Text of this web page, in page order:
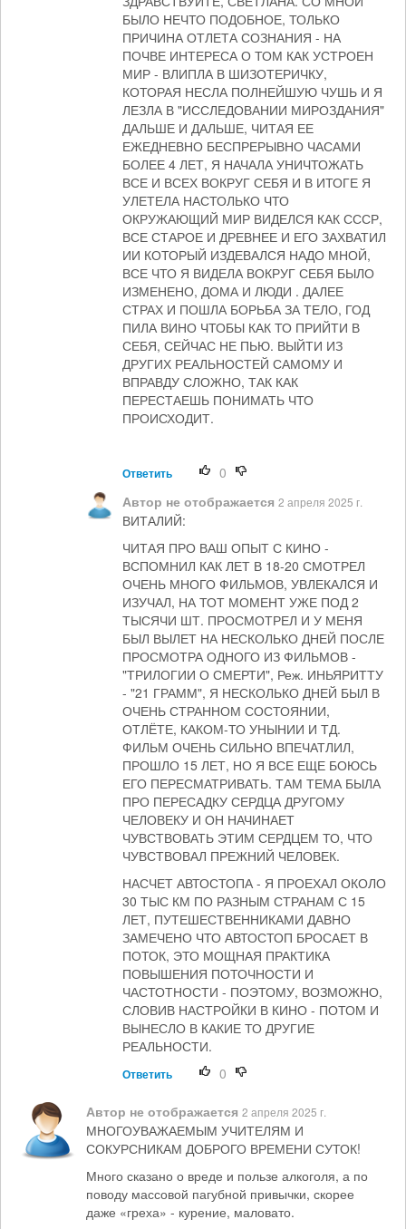
БЫЛО НЕЧТО ПОДОБНОЕ, ТОЛЬКО
ПРИЧИНА ОТЛЕТА СОЗНАНИЯ - НА
ПОЧВЕ ИНТЕРЕСА О ТОМ КАК УСТРОЕН
МИР - ВЛИПЛА В ШИЗОТЕРИЧКУ,
КОТОРАЯ НЕСЛА ПОЛНЕЙШУЮ ЧУШЬ И Я
ЛЕЗЛА В "ИССЛЕДОВАНИИ МИРОЗДАНИЯ"
ДАЛЬШЕ И ДАЛЬШЕ, ЧИТАЯ ЕЕ
ЕЖЕДНЕВНО БЕСПРЕРЫВНО ЧАСАМИ
БОЛЕЕ 4 ЛЕТ, Я НАЧАЛА УНИЧТОЖАТЬ
ВСЕ И ВСЕХ ВОКРУГ СЕБЯ И В ИТОГЕ Я
УЛЕТЕЛА НАСТОЛЬКО ЧТО
ОКРУЖАЮЩИЙ МИР ВИДЕЛСЯ КАК СССР,
ВСЕ СТАРОЕ И ДРЕВНЕЕ И ЕГО ЗАХВАТИЛ
ИИ КОТОРЫЙ ИЗДЕВАЛСЯ НАДО МНОЙ,
ВСЕ ЧТО Я ВИДЕЛА ВОКРУГ СЕБЯ БЫЛО
ИЗМЕНЕНО, ДОМА И ЛЮДИ . ДАЛЕЕ
СТРАХ И ПОШЛА БОРЬБА ЗА ТЕЛО, ГОД
ПИЛА ВИНО ЧТОБЫ КАК ТО ПРИЙТИ В
СЕБЯ, СЕЙЧАС НЕ ПЬЮ. ВЫЙТИ ИЗ
ДРУГИХ РЕАЛЬНОСТЕЙ САМОМУ И
ВПРАВДУ СЛОЖНО, ТАК КАК
ПЕРЕСТАЕШЬ ПОНИМАТЬ ЧТО
ПРОИСХОДИТ.
Ответить
0
Автор не отображается 2 апреля 2025 г.
ВИТАЛИЙ:
ЧИТАЯ ПРО ВАШ ОПЫТ С КИНО -
ВСПОМНИЛ КАК ЛЕТ В 18-20 СМОТРЕЛ
ОЧЕНЬ МНОГО ФИЛЬМОВ, УВЛЕКАЛСЯ И
ИЗУЧАЛ, НА ТОТ МОМЕНТ УЖЕ ПОД 2
ТЫСЯЧИ ШТ. ПРОСМОТРЕЛ И У МЕНЯ
БЫЛ ВЫЛЕТ НА НЕСКОЛЬКО ДНЕЙ ПОСЛЕ
ПРОСМОТРА ОДНОГО ИЗ ФИЛЬМОВ -
"ТРИЛОГИИ О СМЕРТИ", Реж. ИНЬЯРИТТУ
- "21 ГРАММ", Я НЕСКОЛЬКО ДНЕЙ БЫЛ В
ОЧЕНЬ СТРАННОМ СОСТОЯНИИ,
ОТЛЁТЕ, КАКОМ-ТО УНЫНИИ И ТД.
ФИЛЬМ ОЧЕНЬ СИЛЬНО ВПЕЧАТЛИЛ,
ПРОШЛО 15 ЛЕТ, НО Я ВСЕ ЕЩЕ БОЮСЬ
ЕГО ПЕРЕСМАТРИВАТЬ. ТАМ ТЕМА БЫЛА
ПРО ПЕРЕСАДКУ СЕРДЦА ДРУГОМУ
ЧЕЛОВЕКУ И ОН НАЧИНАЕТ
ЧУВСТВОВАТЬ ЭТИМ СЕРДЦЕМ ТО, ЧТО
ЧУВСТВОВАЛ ПРЕЖНИЙ ЧЕЛОВЕК.
НАСЧЕТ АВТОСТОПА - Я ПРОЕХАЛ ОКОЛО
30 ТЫС КМ ПО РАЗНЫМ СТРАНАМ С 15
ЛЕТ, ПУТЕШЕСТВЕННИКАМИ ДАВНО
ЗАМЕЧЕНО ЧТО АВТОСТОП БРОСАЕТ В
ПОТОК, ЭТО МОЩНАЯ ПРАКТИКА
ПОВЫШЕНИЯ ПОТОЧНОСТИ И
ЧАСТОТНОСТИ - ПОЭТОМУ, ВОЗМОЖНО,
СЛОВИВ НАСТРОЙКИ В КИНО - ПОТОМ И
ВЫНЕСЛО В КАКИЕ ТО ДРУГИЕ
РЕАЛЬНОСТИ.
Ответить 0
Автор не отображается 2 апреля 2025 г.
МНОГОУВАЖАЕМЫМ УЧИТЕЛЯМ И
СОКУРСНИКАМ ДОБРОГО ВРЕМЕНИ СУТОК!
Много сказано о вреде и пользе алкоголя, а по
поводу массовой пагубной привычки, скорее
даже «греха» - курение, маловато.